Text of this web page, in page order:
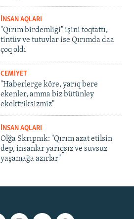
İNSAN AQLARI
"Qırım birdemligi" işini toqtattı,
tintüv ve tutuvlar ise Qırımda daa
çoq oldı
CEMİYET
"Haberlerge köre, yarıq bere
ekenler, amma biz bütünley
ekektriksizmiz"
İNSAN AQLARI
Olğa Skrıpnık: "Qırım azat etilsin
dep, insanlar yarıqsız ve suvsuz
yaşamağa azırlar"